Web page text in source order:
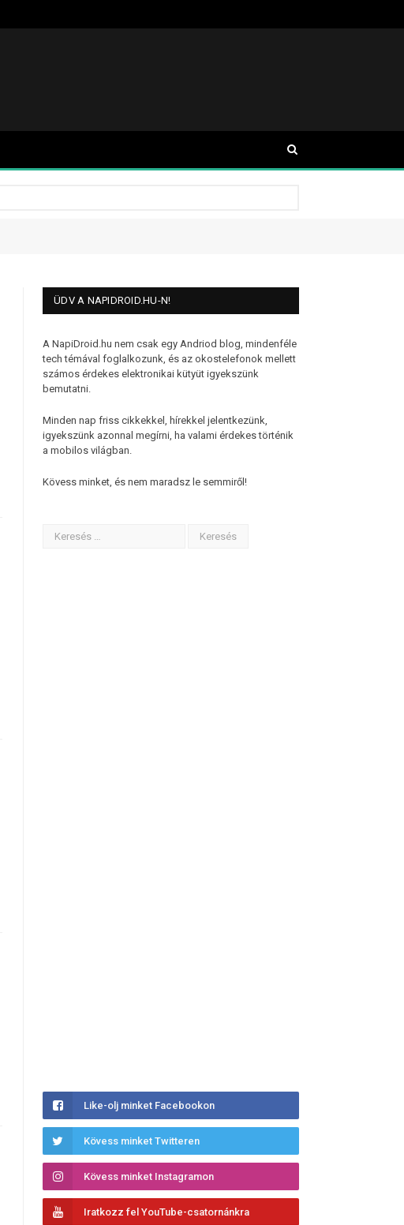
ÜDV A NAPIDROID.HU-N!
A NapiDroid.hu nem csak egy Andriod blog, mindenféle
tech témával foglalkozunk, és az okostelefonok mellett
számos érdekes elektronikai kütyüt igyekszünk
bemutatni.
Minden nap friss cikkekkel, hírekkel jelentkezünk,
igyekszünk azonnal megírni, ha valami érdekes történik
a mobilos világban.
Kövess minket, és nem maradsz le semmiről!
Like-olj minket Facebookon
Kövess minket Twitteren
Kövess minket Instagramon
Iratkozz fel YouTube-csatornánkra